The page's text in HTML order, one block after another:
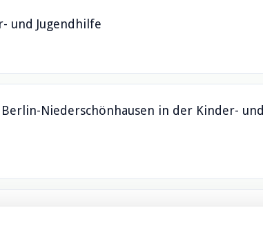
und Jugendhilfe
Niederschönhausen in der Kinder- und